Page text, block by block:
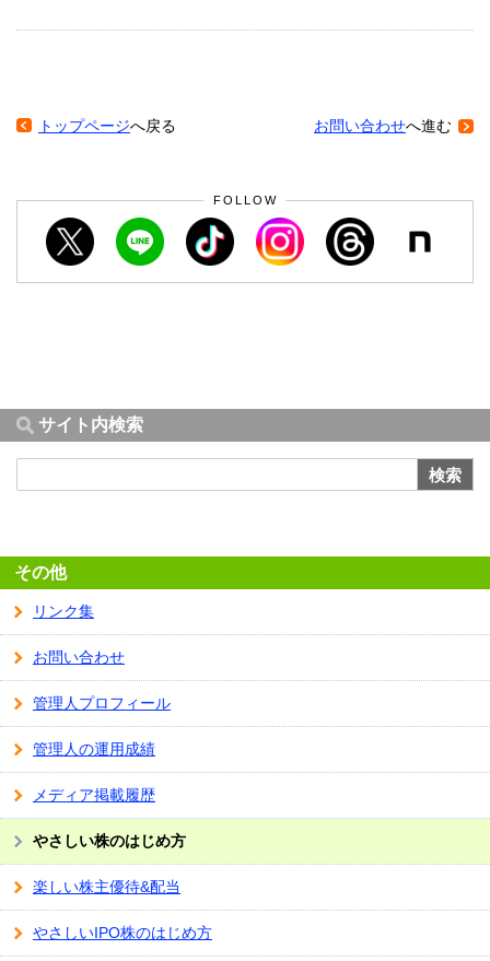
トップページへ戻る お問い合わせへ進む
FOLLOW
サイト内検索
検索
その他
リンク集
お問い合わせ
管理人プロフィール
管理人の運用成績
メディア掲載履歴
やさしい株のはじめ方
楽しい株主優待&配当
やさしいIPO株のはじめ方